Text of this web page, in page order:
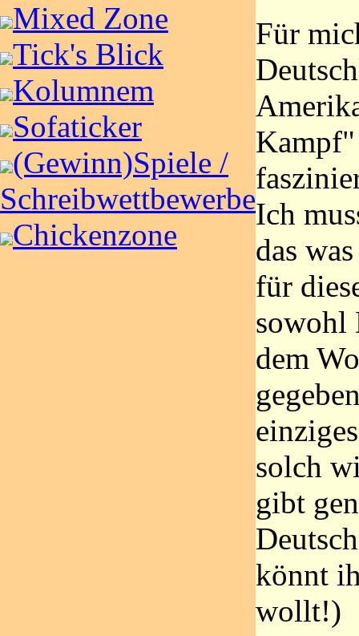
Mixed Zone
Tick's Blick
Kolumnem
Sofaticker
(Gewinn)Spiele /
Schreibwettbewerbe
Chickenzone
Für
Ich
das
für
sowohl
dem
solch
gibt
könnt
wollt!)